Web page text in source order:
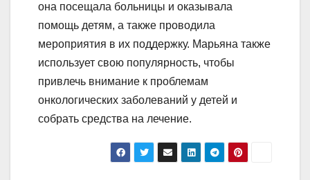
она посещала больницы и оказывала
помощь детям, а также проводила
мероприятия в их поддержку. Марьяна также
использует свою популярность, чтобы
привлечь внимание к проблемам
онкологических заболеваний у детей и
собрать средства на лечение.